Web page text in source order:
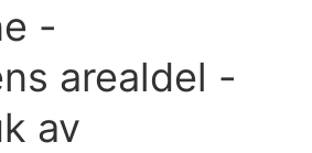
-
arealdel -
av